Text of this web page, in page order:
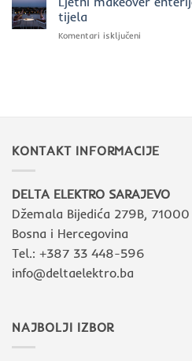
tijela
Komentari isključeni
KONTAKT INFORMACIJE
DELTA ELEKTRO SARAJEVO
Džemala Bijedića 279B,
Bosna i Hercegovina
Tel.: +387 33 448-596
info@deltaelektro.ba
NAJBOLJI IZBOR